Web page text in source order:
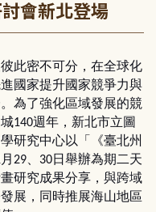
會新北登場
此密不可分，在全球化
國家提升國家競爭力與
為了強化區域發展的競
140週年，新北市立圖
研究中心以「《臺北州
月 29 30日舉辦為期二天
研究成果分享，與跨域
展，同時推展海山地區